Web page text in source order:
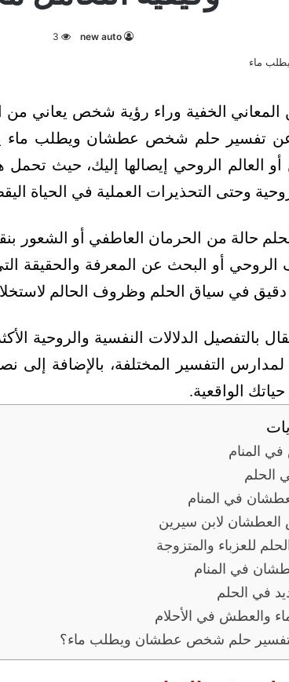
new auto
3
الخفية وراء رؤية شخص يعاني
تفسير حلم شخص عطشان ويطلب ماء
العالم الروحي إيصالها إليك، حيث تحمل
وحتى التحذيرات العملية في الحياة
حالة من الحرمان العاطفي أو الشعور
الروحي أو البحث عن المعرفة والحقيقة
دقيق في سياق الحلم وظروف الحالم
بالتفصيل الدلالات النفسية والروحية
التفسير المختلفة، بالإضافة إلى
الواقعية.
المنام
الحلم
في المنام
لابن سيرين
للعزباء والمتزوجة
في المنام
في الحلم
والعطش في الأحلام
حلم شخص عطشان ويطلب ماء؟